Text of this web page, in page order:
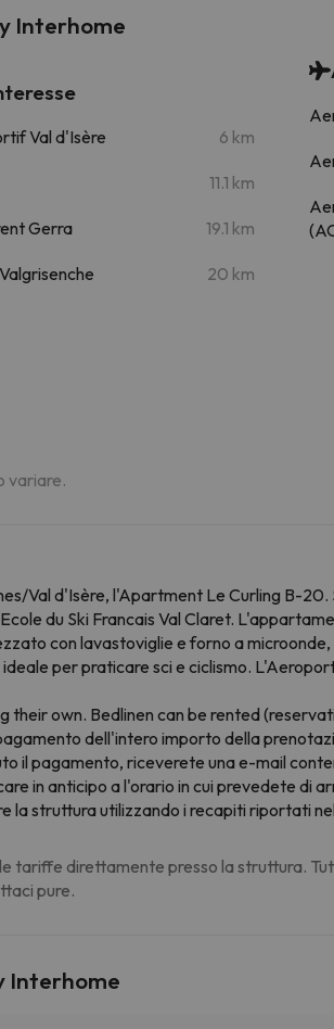
Interhome
Val d'Isère 6 km
11.1 km
Gerra 19.1 km
20 km
variare.
Val d'Isère, l'Apartment Le Curling B-
du Ski Francais Val Claret.
con lavastoviglie e forno a
per praticare sci e ciclismo.
own. Bedlinen can be rented
dell'intero importo della
il pagamento, riceverete una e-mail
in anticipo a l'orario in cui prevedete di
la struttura utilizzando i recapiti riportati
tariffe direttamente presso la struttura.
pure.
Interhome